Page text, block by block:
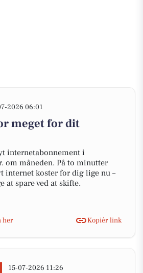
2026 06:01
meget for dit
internetabonnement i
om måneden. På to minutter
internet koster for dig lige nu –
at spare ved at skifte.
her
Kopiér link
15-07-2026 11:26